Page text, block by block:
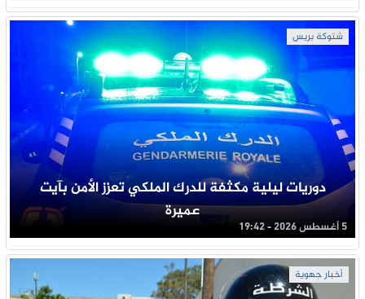
شتوكة بريس
دوريات ليلية مكثفة للدرك الملكي تعزز الأمن بآيت
عميرة
5 أغسطس 2026 - 19:42
أخبار جهوية